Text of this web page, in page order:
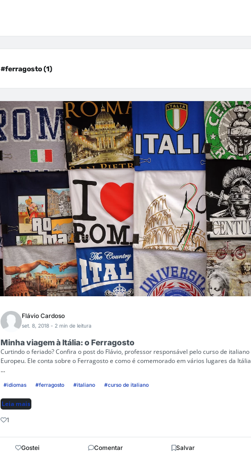
#ferragosto (1)
Flávio Cardoso
set. 8, 2018 - 2 min de leitura
Minha viagem à Itália: o Ferragosto
Curtindo o feriado? Confira o post do Flávio, professor responsável pelo curso de
Europeu. Ele conta sobre o Ferragosto e como é comemorado em vários lugares da
...
#idiomas #ferragosto #italiano #curso de italiano
Leia mais
1
Gostei Comentar Salvar